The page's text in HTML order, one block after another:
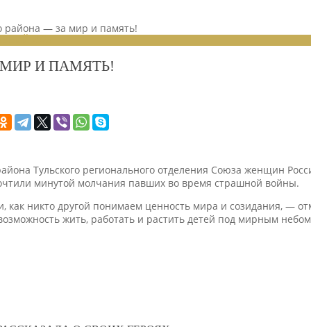
района — за мир и память!
И ПАМЯТЬ!
Тульского регионального отделения Союза женщин
минутой молчания павших во время страшной войны.
никто другой понимаем ценность мира и созидания, —
жить, работать и растить детей под мирным